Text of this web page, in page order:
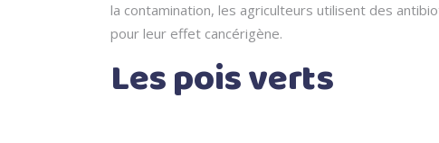
la contamination, les agriculteurs utilisent des
pour leur effet cancérigène.
Les pois verts